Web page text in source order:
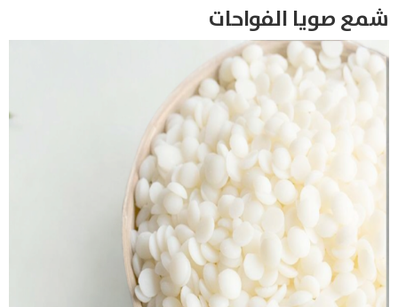
شمع صويا الفواحات